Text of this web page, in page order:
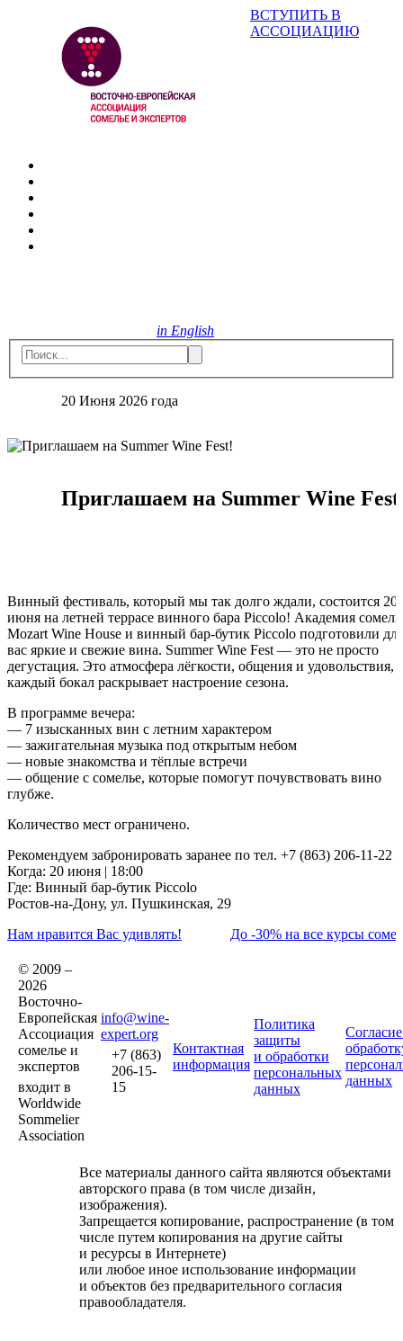
in English
ВСТУПИТЬ В
АССОЦИАЦИЮ
20 Июня 2026 года
Приглашаем на Summer Wine
Винный фестиваль, который мы так долго ждали, состоится 20
июня на летней террасе винного бара Piccolo! Академия
Mozart Wine House и винный бар-бутик Piccolo подготовили для
вас яркие и свежие вина. Summer Wine Fest — это не просто
дегустация. Это атмосфера лёгкости, общения и удовольствия,
каждый бокал раскрывает настроение сезона.
В программе вечера:
— 7 изысканных вин с летним характером
— зажигательная музыка под открытым небом
— новые знакомства и тёплые встречи
— общение с сомелье, которые помогут почувствовать вино
глубже.
Количество мест ограничено.
Рекомендуем забронировать заранее по тел. +7 (863) 206-11-22
Когда: 20 июня | 18:00
Где: Винный бар-бутик Piccolo
Ростов-на-Дону, ул. Пушкинская, 29
Нам нравится Вас удивлять!
До -30% на все курсы
© 2009 –
2026
Восточно-
Европейская
Ассоциация
сомелье и
экспертов
входит в
Worldwide
Sommelier
Association
info@wine-
expert.org
+7 (863)
206-15-
15
Контактная
информация
Политика
защиты
и обработки
персональных
данных
данных
Все материалы данного сайта являются объектами
авторского права (в том числе дизайн,
изображения).
Запрещается копирование, распространение (в том
числе путем копирования на другие сайты
и ресурсы в Интернете)
или любое иное использование информации
и объектов без предварительного согласия
правообладателя.